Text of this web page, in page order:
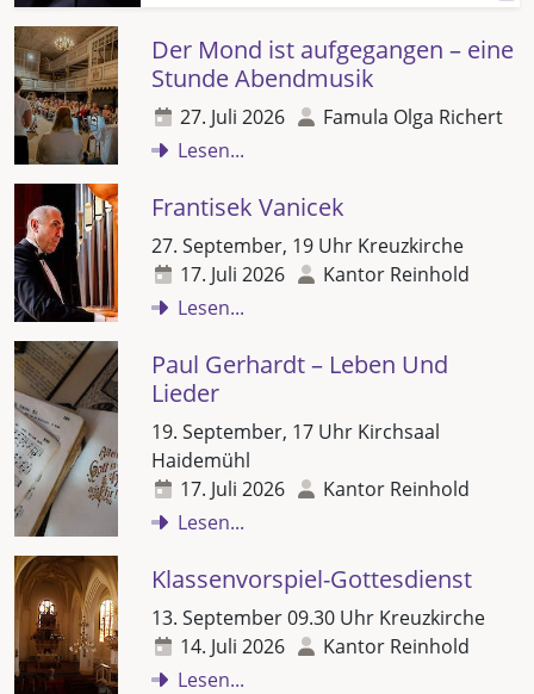
Der Mond ist aufgegangen – eine
Stunde Abendmusik
27. Juli 2026
Famula Olga Richert
Lesen...
Frantisek Vanicek
27. September, 19 Uhr Kreuzkirche
17. Juli 2026
Kantor Reinhold
Lesen...
Paul Gerhardt – Leben Und
Lieder
19. September, 17 Uhr Kirchsaal
Haidemühl
17. Juli 2026
Kantor Reinhold
Lesen...
Klassenvorspiel-Gottesdienst
13. September 09.30 Uhr Kreuzkirche
14. Juli 2026
Kantor Reinhold
Lesen...